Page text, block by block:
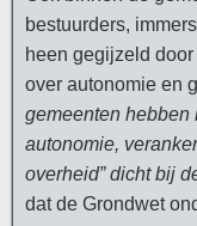
bestuurders,
heen gegijzeld
over autonomie en
gemeenten
autonomie,
overheid” dicht bij
dat de Grondwet